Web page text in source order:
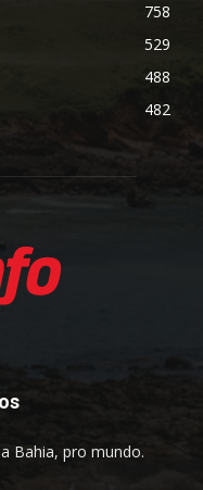
758
529
488
482
Bahia, pro mundo.